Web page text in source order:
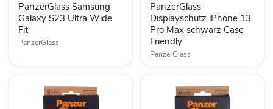
Fit
PanzerGlass Samsung
Galaxy S23 Ultra Wide
Fit
PanzerGlass
schwarz
Case
Friendly
PanzerGlass
Displayschutz iPhone 13
Pro Max schwarz Case
Friendly
PanzerGlass